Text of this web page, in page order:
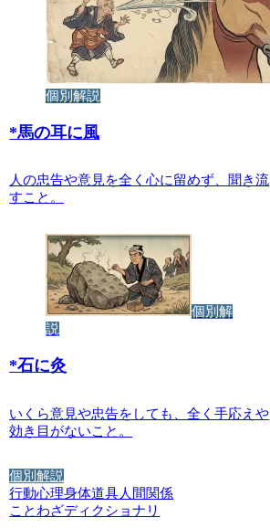
個別解説
*馬の耳に風
人の忠告や意見を全く心に留めず、聞き流
すこと。
個別解
説
*石に灸
いくら意見や忠告をしても、全く手応えや
効き目がないこと。
個別解説
行動心理身体道具人間関係
ことわざディクショナリ